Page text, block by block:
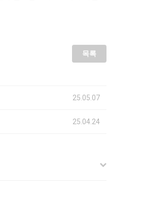
목록
25.05.07
25.04.24